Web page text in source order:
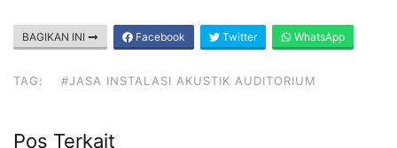
BAGIKAN INI Facebook Twitter WhatsApp
TAG: #JASA INSTALASI AKUSTIK AUDITORIUM
Pos Terkait